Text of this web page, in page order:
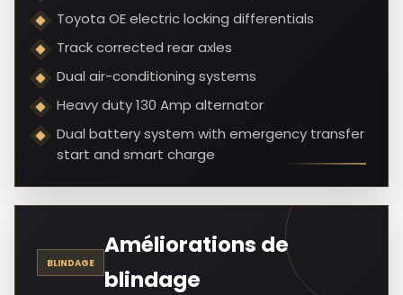
Toyota OE electric locking differentials
Track corrected rear axles
Dual air-conditioning systems
Heavy duty 130 Amp alternator
Dual battery system with emergency transfer
start and smart charge
BLINDAGE
Améliorations de
blindage